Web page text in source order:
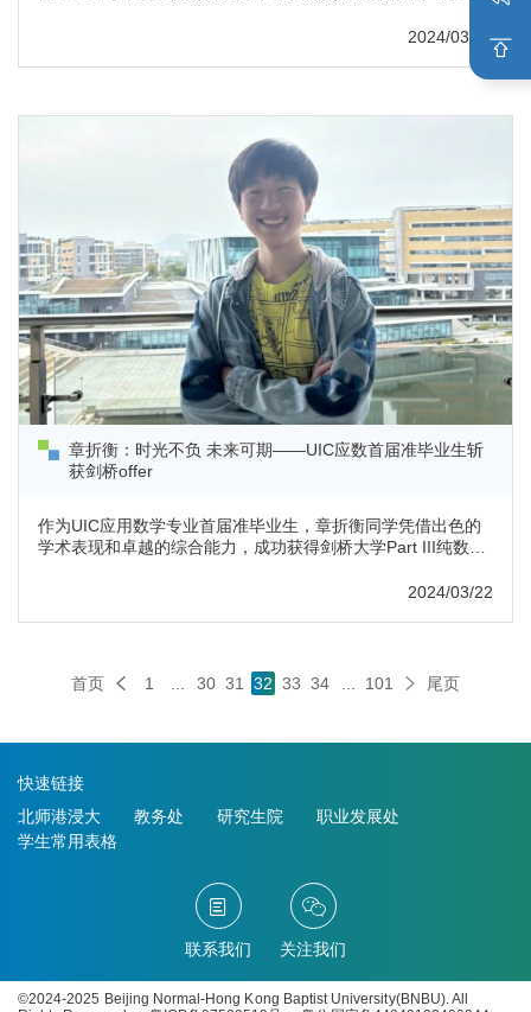
Science小组，并荣获该组的博士学校奖学金（全奖：学费全
2024/03/27
章折衡：时光不负 未来可期——UIC应数首届准毕业生斩
获剑桥offer
作为UIC应用数学专业首届准毕业生，章折衡同学凭借出色的
学术表现和卓越的综合能力，成功获得剑桥大学Part III纯数学
更是UIC应用数学专业教育质量的生动体现。自入学以来，他
下来让我们来看看章同...
2024/03/22
首页 1 ... 30 31 32 33 34 ... 101 尾页
快速链接
北师港浸大
教务处 研究生院
职业发展处
学生常用表格
联系我们 关注我们
©2024-2025 Beijing Normal-Hong Kong Baptist University(BNBU). All